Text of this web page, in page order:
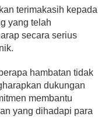
terimakasih kepada
yang telah
secara serius
hambatan tidak
dukungan
membantu
yang dihadapi para